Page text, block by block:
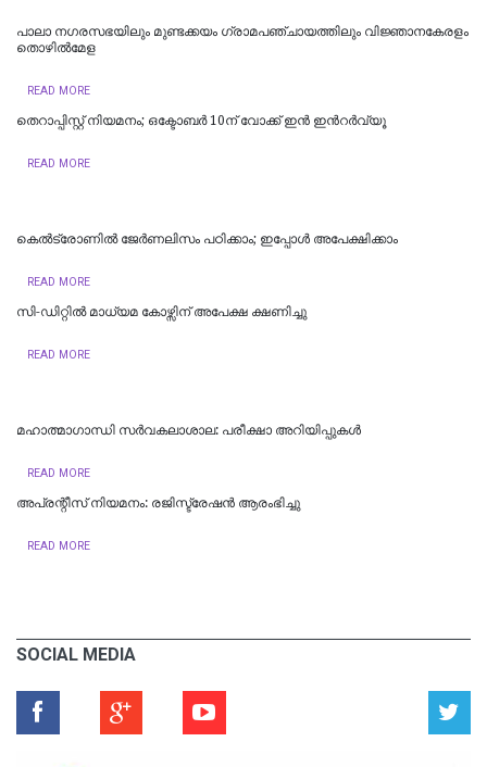
പാലാ നഗരസഭയിലും മുണ്ടക്കയം ഗ്രാമപഞ്ചായത്തിലും വിജ്ഞാനകേരളം
തൊഴില്‍മേള
READ MORE
തെറാപ്പിസ്റ്റ് നിയമനം; ഒക്ടോബർ 10ന് വോക്ക് ഇൻ ഇന്‍റർവ്യൂ
READ MORE
കെൽട്രോണിൽ ജേർണലിസം പഠിക്കാം; ഇപ്പോൾ അപേക്ഷിക്കാം
READ MORE
സി-ഡിറ്റിൽ മാധ്യമ കോഴ്സിന് അപേക്ഷ ക്ഷണിച്ചു
READ MORE
മഹാത്മാഗാന്ധി സർവകലാശാല: പരീക്ഷാ അറിയിപ്പുകൾ
READ MORE
അപ്രന്റീസ് നിയമനം: രജിസ്ട്രേഷൻ ആരംഭിച്ചു
READ MORE
SOCIAL MEDIA